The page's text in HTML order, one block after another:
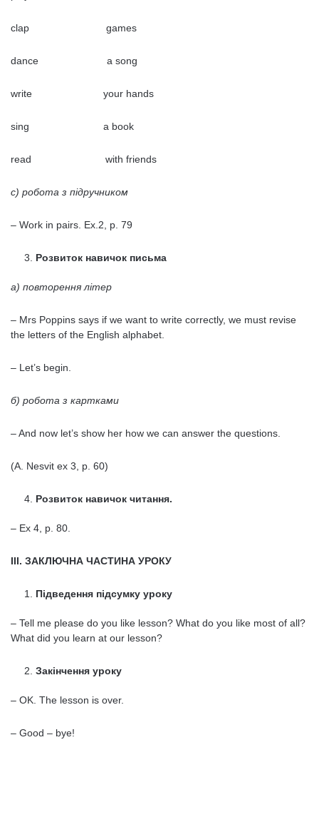
clap games
dance a song
write your hands
sing a book
read with friends
с) робота з підручником
– Work in pairs. Ex.2, p. 79
Розвиток навичок письма
а) повторення літер
– Mrs Poppins says if we want to write correctly, we must revise
the letters of the English alphabet.
– Let’s begin.
б) робота з картками
– And now let’s show her how we can answer the questions.
(A. Nesvit ex 3, p. 60)
Розвиток навичок читання.
– Ex 4, p. 80.
ІІІ. ЗАКЛЮЧНА ЧАСТИНА УРОКУ
Підведення підсумку уроку
– Tell me please do you like lesson? What do you like most of all?
What did you learn at our lesson?
Закінчення уроку
– OK. The lesson is over.
– Good – bye!